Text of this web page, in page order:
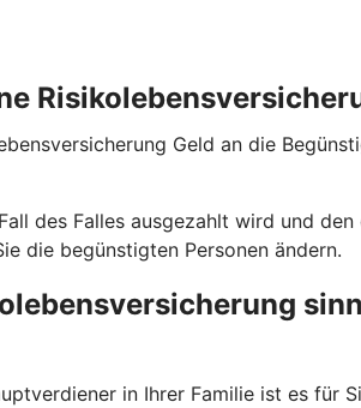
Geld an die
des Falles ausgezahlt wird und
die begünstigten Personen ändern.
in Ihrer Familie ist es für